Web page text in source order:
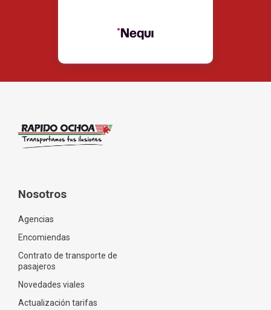
Nosotros
Agencias
Encomiendas
Contrato de transporte de
pasajeros
Novedades viales
Actualización tarifas